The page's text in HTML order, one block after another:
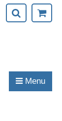
Menu